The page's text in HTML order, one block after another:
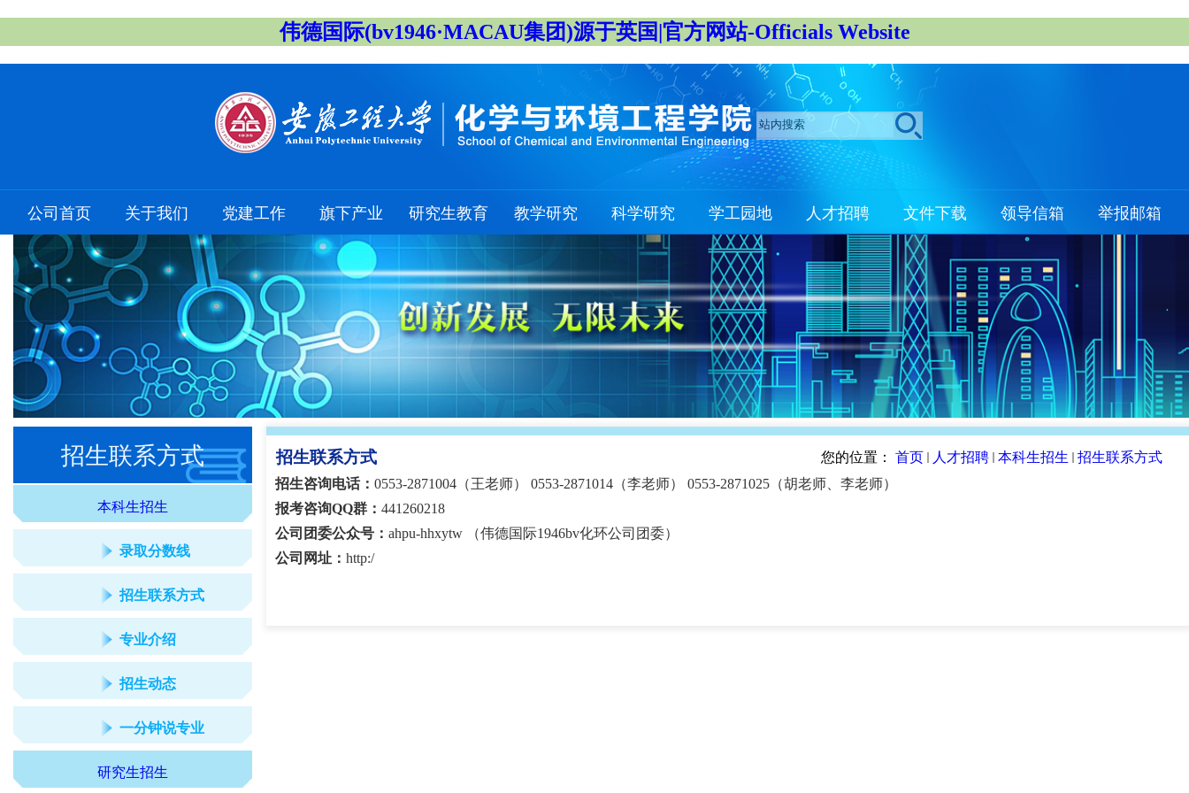
伟德国际(bv1946·MACAU集团)源于英国|官方网站-Officials Website
公司首页 关于我们 党建工作 旗下产业 研究生教育 教学研究 科学研究 学工园地 人才招聘 文件下载 领导信箱 举报邮箱
招生联系方式
本科生招生
录取分数线
招生联系方式
专业介绍
招生动态
一分钟说专业
研究生招生
招生联系方式 您的位置： 首页 人才招聘 本科生招生
招生联系方式
招生咨询电话： 0553-2871004（王老师） 0553-2871014（李老师） 0553-2871025（胡老师、李老师）
报考咨询QQ群 ： 441260218
公司团委公众号： ahpu-hhxytw （伟德国际1946bv化环公司团委）
公司网址： http:/